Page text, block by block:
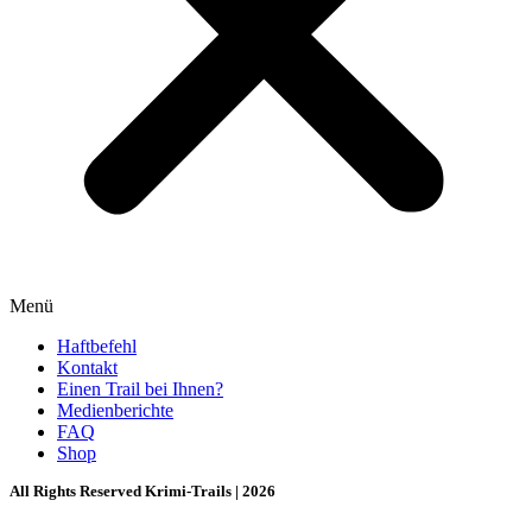
Menü
Haftbefehl
Kontakt
Einen Trail bei Ihnen?
Medienberichte
FAQ
Shop
All Rights Reserved Krimi-Trails | 2026